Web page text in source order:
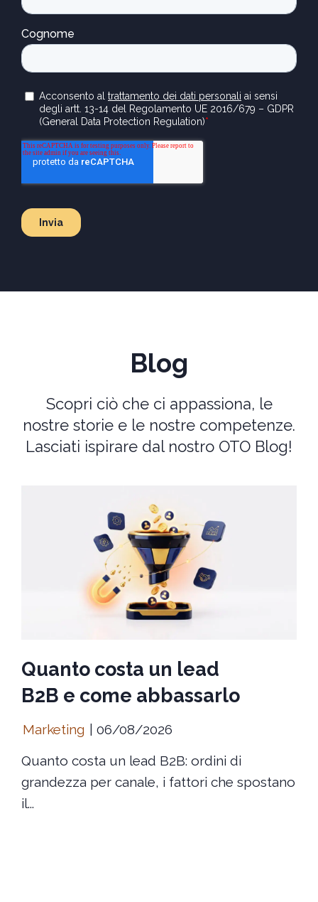
Blog
Scopri ciò che ci appassiona, le
nostre storie e le nostre competenze.
Lasciati ispirare dal nostro OTO Blog!
Quanto costa un lead
B2B e come abbassarlo
Marketing
06/08/2026
Quanto costa un lead B2B: ordini di
grandezza per canale, i fattori che spostano
il...